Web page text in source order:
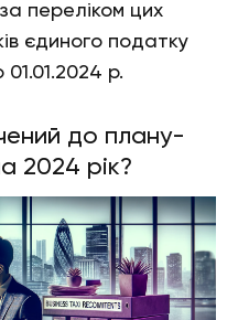
переліком цих
єдиного податку
01.01.2024 р.
до плану-
2024 рік?